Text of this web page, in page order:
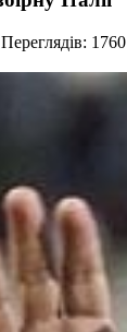
Переглядів: 1760